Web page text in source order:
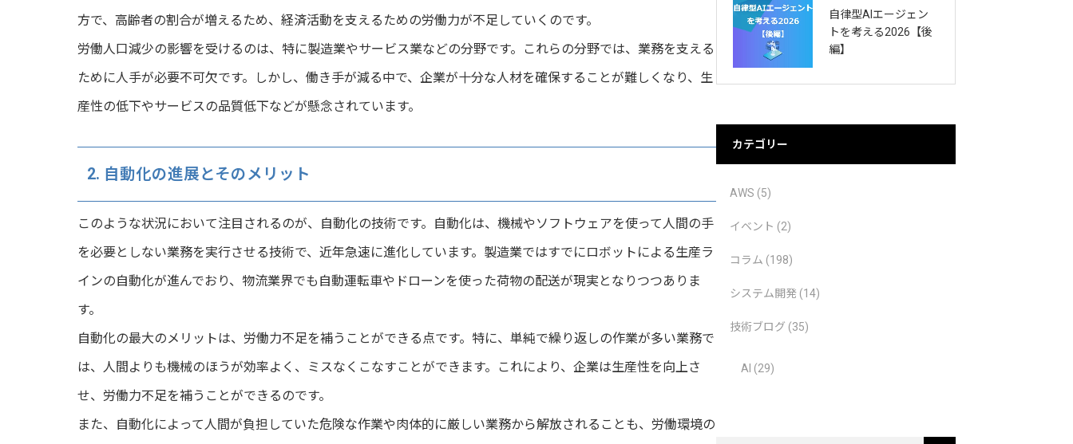
方で、高齢者の割合が増えるため、経済活動を支えるための労働力が不足していくのです。
労働人口減少の影響を受けるのは、特に製造業やサービス業などの分野です。これらの分野では、業務を支える
ために人手が必要不可欠です。しかし、働き手が減る中で、企業が十分な人材を確保することが難しくなり、生
産性の低下やサービスの品質低下などが懸念されています。
2. 自動化の進展とそのメリット
このような状況において注目されるのが、自動化の技術です。自動化は、機械やソフトウェアを使って人間の手
を必要としない業務を実行させる技術で、近年急速に進化しています。製造業ではすでにロボットによる生産ラ
インの自動化が進んでおり、物流業界でも自動運転車やドローンを使った荷物の配送が現実となりつつありま
す。
自動化の最大のメリットは、労働力不足を補うことができる点です。特に、単純で繰り返しの作業が多い業務で
は、人間よりも機械のほうが効率よく、ミスなくこなすことができます。これにより、企業は生産性を向上さ
せ、労働力不足を補うことができるのです。
また、自動化によって人間が負担していた危険な作業や肉体的に厳しい業務から解放されることも、労働環境の
自律型AIエージェン
トを考える2026【後
編】
カテゴリー
AWS (5)
イベント (2)
コラム (198)
システム開発 (14)
技術ブログ (35)
AI (29)